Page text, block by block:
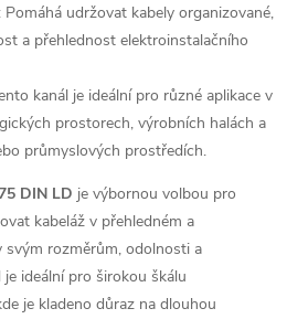
: Pomáhá udržovat kabely organizované,
a přehlednost elektroinstalačního
kanál je ideální pro různé aplikace v
prostorech, výrobních halách a
průmyslových prostředích.
DIN LD je výbornou volbou pro
kabeláž v přehledném a
svým rozměrům, odolnosti a
ideální pro širokou škálu
je kladeno důraz na dlouhou